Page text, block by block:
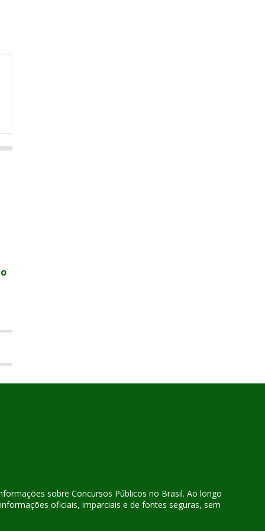
sobre Concursos Públicos no Brasil. Ao longo
oficiais, imparciais e de fontes seguras, sem